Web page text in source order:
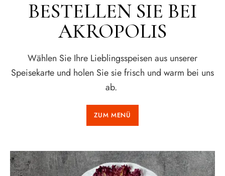
BESTELLEN SIE BEI
AKROPOLIS
Wählen Sie Ihre Lieblingsspeisen aus unserer
Speisekarte und holen Sie sie frisch und warm bei uns
ab.
ZUM MENÜ